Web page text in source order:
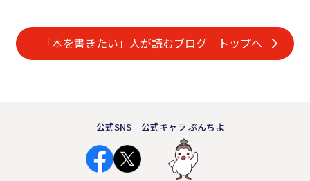
「本を書きたい」人が読むブログ トップへ
公式SNS 公式キャラ ぶんちよ